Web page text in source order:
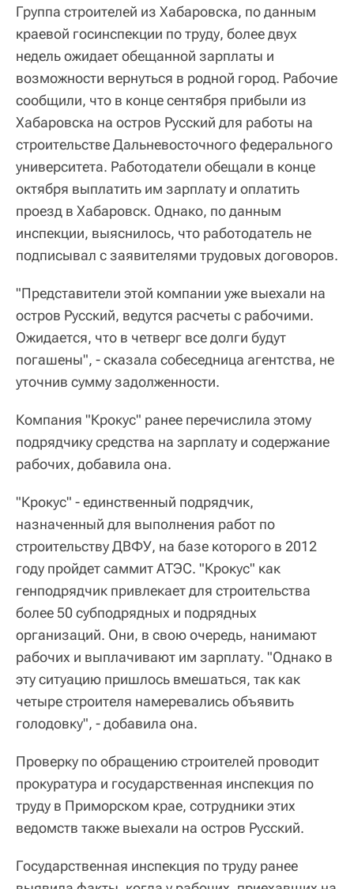
Группа строителей из Хабаровска, по данным
краевой госинспекции по труду, более двух
недель ожидает обещанной зарплаты и
возможности вернуться в родной город. Рабочие
сообщили, что в конце сентября прибыли из
Хабаровска на остров Русский для работы на
строительстве Дальневосточного федерального
университета. Работодатели обещали в конце
октября выплатить им зарплату и оплатить
проезд в Хабаровск. Однако, по данным
инспекции, выяснилось, что работодатель не
подписывал с заявителями трудовых договоров.
"Представители этой компании уже выехали на
остров Русский, ведутся расчеты с рабочими.
Ожидается, что в четверг все долги будут
погашены", - сказала собеседница агентства, не
уточнив сумму задолженности.
Компания "Крокус" ранее перечислила этому
подрядчику средства на зарплату и содержание
рабочих, добавила она.
"Крокус" - единственный подрядчик,
назначенный для выполнения работ по
строительству ДВФУ, на базе которого в 2012
году пройдет саммит АТЭС. "Крокус" как
генподрядчик привлекает для строительства
более 50 субподрядных и подрядных
организаций. Они, в свою очередь, нанимают
рабочих и выплачивают им зарплату. "Однако в
эту ситуацию пришлось вмешаться, так как
четыре строителя намеревались объявить
голодовку", - добавила она.
Проверку по обращению строителей проводит
прокуратура и государственная инспекция по
труду в Приморском крае, сотрудники этих
ведомств также выехали на остров Русский.
Государственная инспекция по труду ранее